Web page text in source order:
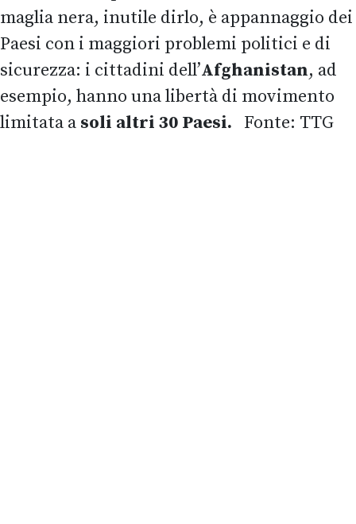
maglia nera, inutile dirlo, è appannaggio dei
Paesi con i maggiori problemi politici e di
sicurezza: i cittadini dell’Afghanistan, ad
esempio, hanno una libertà di movimento
limitata a soli altri 30 Paesi. Fonte: TTG